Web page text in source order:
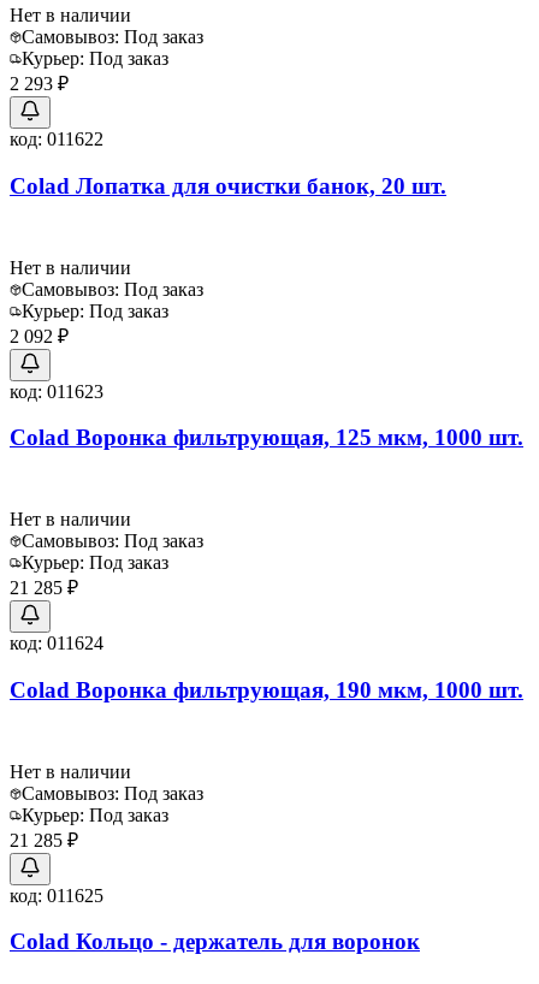
Нет в наличии
Самовывоз: Под заказ
Курьер: Под заказ
2 293 ₽
код: 011622
Colad Лопатка для очистки банок, 20 шт.
Нет в наличии
Самовывоз: Под заказ
Курьер: Под заказ
2 092 ₽
код: 011623
Colad Воронка фильтрующая, 125 мкм, 1000 шт.
Нет в наличии
Самовывоз: Под заказ
Курьер: Под заказ
21 285 ₽
код: 011624
Colad Воронка фильтрующая, 190 мкм, 1000 шт.
Нет в наличии
Самовывоз: Под заказ
Курьер: Под заказ
21 285 ₽
код: 011625
Colad Кольцо - держатель для воронок